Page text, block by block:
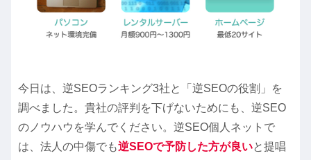
今日は、逆SEOランキング3社と「逆SEOの役割」を
調べました。貴社の評判を下げないためにも、逆SEO
のノウハウを学んでください。逆SEO個人ネットで
は、法人の中傷でも逆SEOで予防した方が良いと提唱